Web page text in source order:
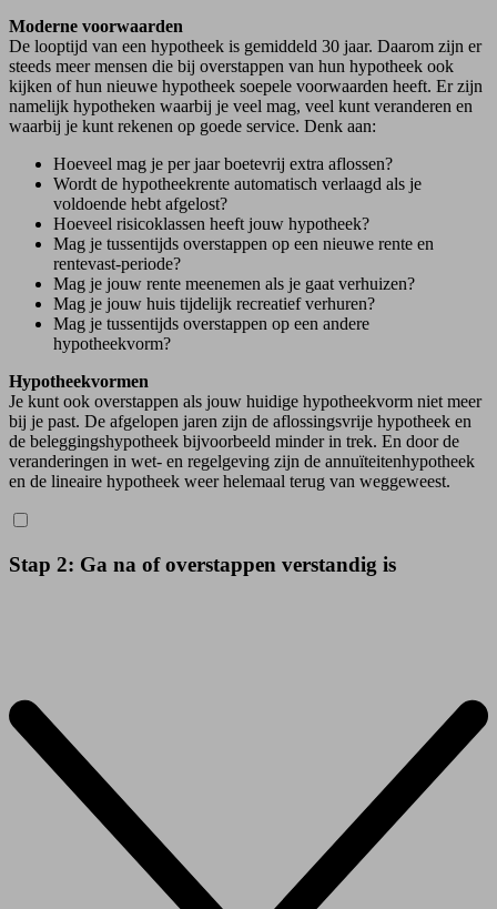
Moderne voorwaarden
De looptijd van een hypotheek is gemiddeld 30 jaar. Daarom zijn er
steeds meer mensen die bij overstappen van hun hypotheek ook
kijken of hun nieuwe hypotheek soepele voorwaarden heeft. Er zijn
namelijk hypotheken waarbij je veel mag, veel kunt veranderen en
waarbij je kunt rekenen op goede service. Denk aan:
Hoeveel mag je per jaar boetevrij extra aflossen?
Wordt de hypotheekrente automatisch verlaagd als je
voldoende hebt afgelost?
Hoeveel risicoklassen heeft jouw hypotheek?
Mag je tussentijds overstappen op een nieuwe rente en
rentevast-periode?
Mag je jouw rente meenemen als je gaat verhuizen?
Mag je jouw huis tijdelijk recreatief verhuren?
Mag je tussentijds overstappen op een andere
hypotheekvorm?
Hypotheekvormen
Je kunt ook overstappen als jouw huidige hypotheekvorm niet meer
bij je past. De afgelopen jaren zijn de aflossingsvrije hypotheek en
de beleggingshypotheek bijvoorbeeld minder in trek. En door de
veranderingen in wet- en regelgeving zijn de annuïteitenhypotheek
en de lineaire hypotheek weer helemaal terug van weggeweest.
Stap 2: Ga na of overstappen verstandig is